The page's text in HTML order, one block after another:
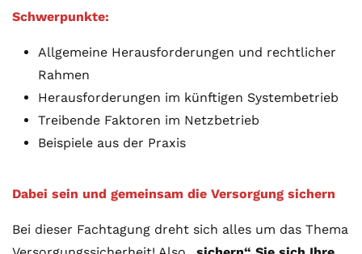
Schwerpunkte:
Allgemeine Herausforderungen und rechtlicher
Rahmen
Herausforderungen im künftigen Systembetrieb
Treibende Faktoren im Netzbetrieb
Beispiele aus der Praxis
Dabei sein und gemeinsam die Versorgung sichern
Bei dieser Fachtagung dreht sich alles um das Thema